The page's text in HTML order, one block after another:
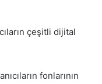
çeşitli dijital
fonlarının